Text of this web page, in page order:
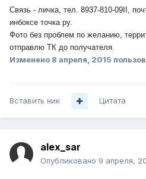
Связь - личка, тел. 8937-810-09II,
инбоксе точка ру.
Фото без проблем по желанию,
отправлю ТК до получателя.
Изменено 8 апреля, 2015
Вставить ник Цитата
alex_sar
Опубликовано 9 апреля,